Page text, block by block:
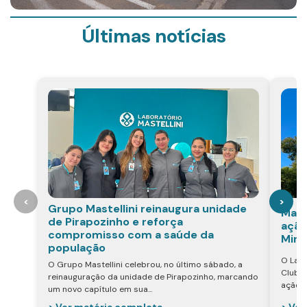
Últimas notícias
< >
Grupo Mastellini reinaugura unidade
de Pirapozinho e reforça
compromisso com a saúde da
população
O Grupo Mastellini celebrou, no último sábado, a
reinauguração da unidade de Pirapozinho, marcando
um novo capítulo em sua...
O
Club
ação